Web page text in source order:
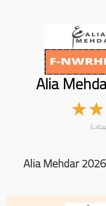
★
★